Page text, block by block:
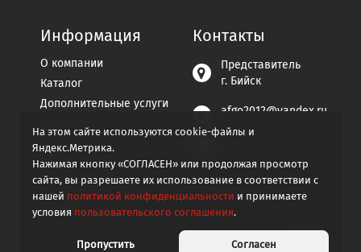
Информация
О компании
Каталог
Дополнительные услуги
Контакты
Пользовательское
соглашение
Политика
конфиденциальности
Контакты
Представитель
г. Бийск
afgo2012@yandex.ru
На этом сайте используются cookie-файлы и
Яндекс.Метрика.
Нажимая кнопку «СОГЛАСЕН» или продолжая просмотр
сайта, вы разрешаете их использование в соответствии с
нашей политикой конфиденциальности и принимаете
условия пользовательского соглашения.
Пропустить Согласен